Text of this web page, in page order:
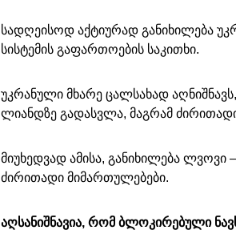
სადღეისოდ აქტიურად განიხილება
სისტემის გაფართოების საკითხი.
უკრანული მხარე ცალსახად
ლიანდზე გადასვლა, მაგრამ
მიუხედვად ამისა, განიხილება
ძირითადი მიმართულებები.
აღსანიშნავია, რომ ბლოკირებული